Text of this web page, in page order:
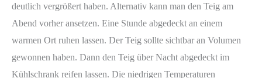
deutlich vergrößert haben. Alternativ kann man den Teig am
Abend vorher ansetzen. Eine Stunde abgedeckt an einem
warmen Ort ruhen lassen. Der Teig sollte sichtbar an Volumen
gewonnen haben. Dann den Teig über Nacht abgedeckt im
Kühlschrank reifen lassen. Die niedrigen Temperaturen